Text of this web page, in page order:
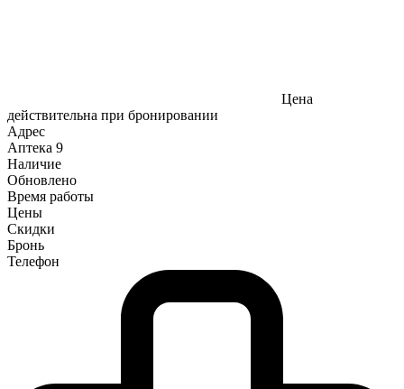
Цена
действительна при бронировании
Адрес
Аптека 9
Наличие
Обновлено
Время работы
Цены
Скидки
Бронь
Телефон